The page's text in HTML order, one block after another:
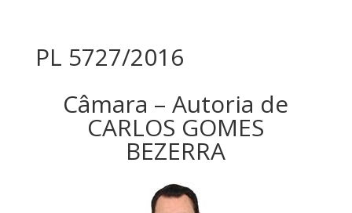
PL 5727/2016
Câmara – Autoria de
CARLOS GOMES
BEZERRA